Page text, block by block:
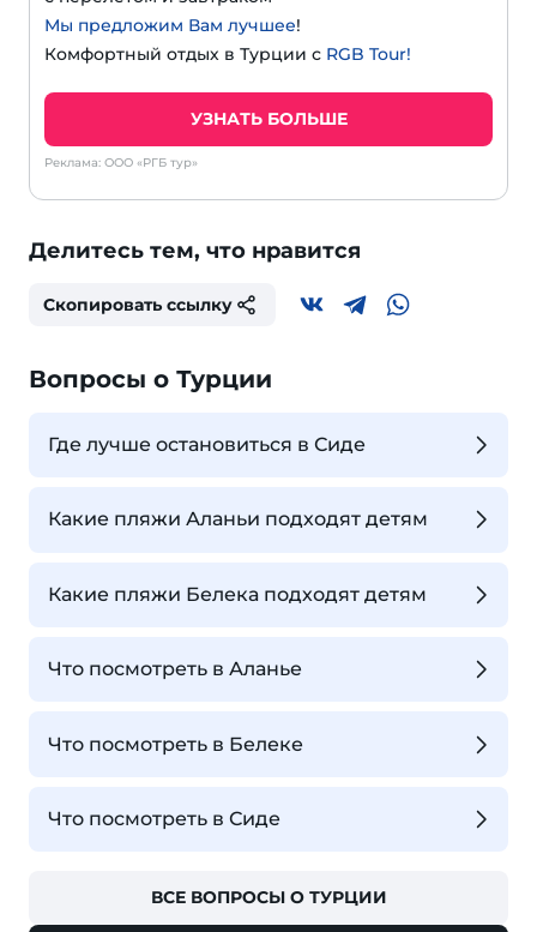
Мы предложим Вам лучшее!
Комфортный отдых в Турции с RGB Tour!
УЗНАТЬ БОЛЬШЕ
Реклама: ООО «РГБ тур»
Делитесь тем, что нравится
Скопировать ссылку
Вопросы о Турции
Где лучше остановиться в Сиде
Какие пляжи Аланьи подходят детям
Какие пляжи Белека подходят детям
Что посмотреть в Аланье
Что посмотреть в Белеке
Что посмотреть в Сиде
ВСЕ ВОПРОСЫ О ТУРЦИИ